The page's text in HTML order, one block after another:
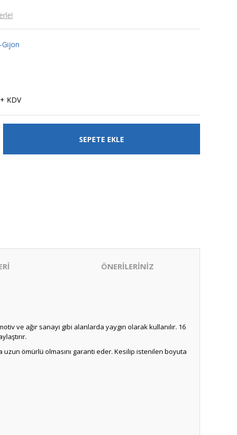
KDV
SEPETE EKLE
ÖNERİLERİNİZ
ve ağır sanayi gibi alanlarda yaygın olarak kullanılır. 16
ömürlü olmasını garanti eder. Kesilip istenilen boyuta